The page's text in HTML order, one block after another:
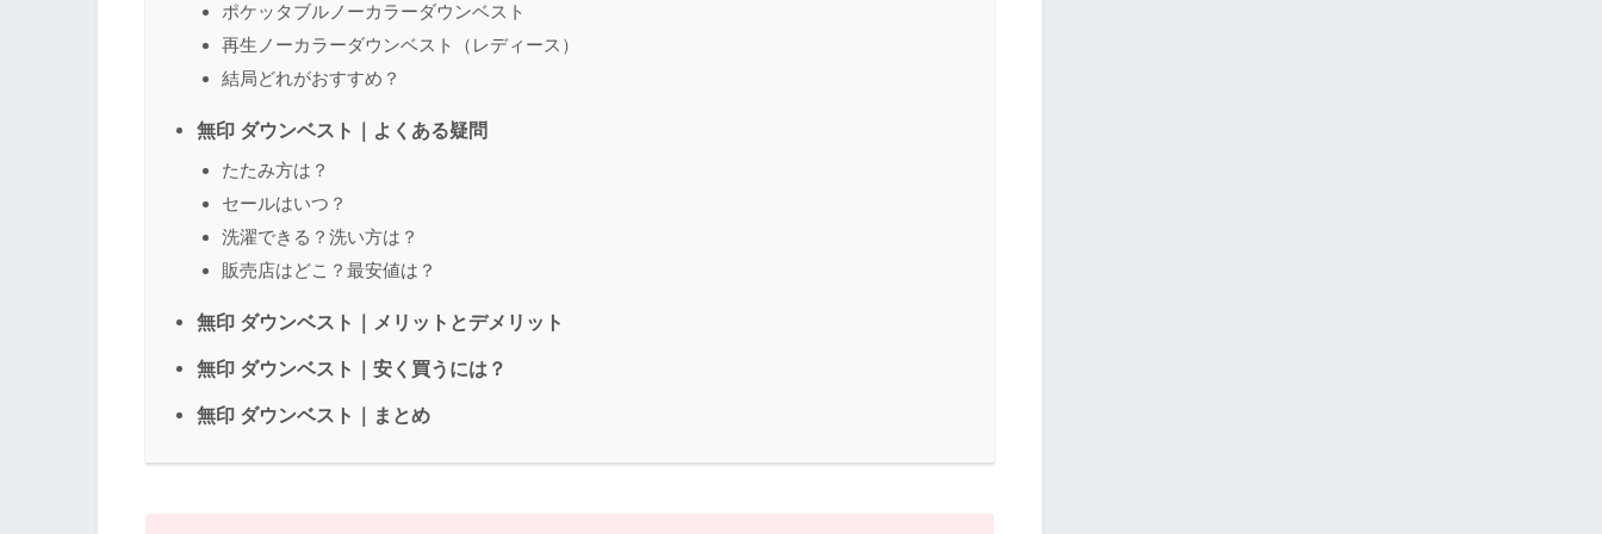
ポケッタブルノーカラーダウンベスト
再生ノーカラーダウンベスト（レディース）
結局どれがおすすめ？
無印 ダウンベスト｜よくある疑問
たたみ方は？
セールはいつ？
洗濯できる？洗い方は？
販売店はどこ？最安値は？
無印 ダウンベスト｜メリットとデメリット
無印 ダウンベスト｜安く買うには？
無印 ダウンベスト｜まとめ